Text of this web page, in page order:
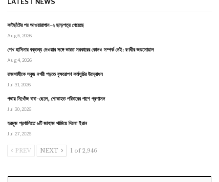
কাটছাঁটের পর আওয়ারাপান-২ ছাড়পত্র পেয়েছে
Aug 6, 2026
শেখ হাসিনার বক্তব্য দেওয়ার সঙ্গে ভারত সরকারের কোনও সম্পর্ক নেই: রণধীর জয়সোয়াল
Aug 4, 2026
রাজশাহীকে সবুজ নগরী গড়তে বৃক্ষরোপণ কর্মসূচির উদ্বোধন
Jul 31, 2026
পদ্মায় নিখোঁজ বাবা-ছেলে, শোকাহত পরিবারের পাশে প্রশাসন
Jul 30, 2026
হরমুজ প্রণালিতে ৬টি জাহাজ থামিয়ে দিলো ইরান
Jul 27, 2026
PREV NEXT 1 of 2,946